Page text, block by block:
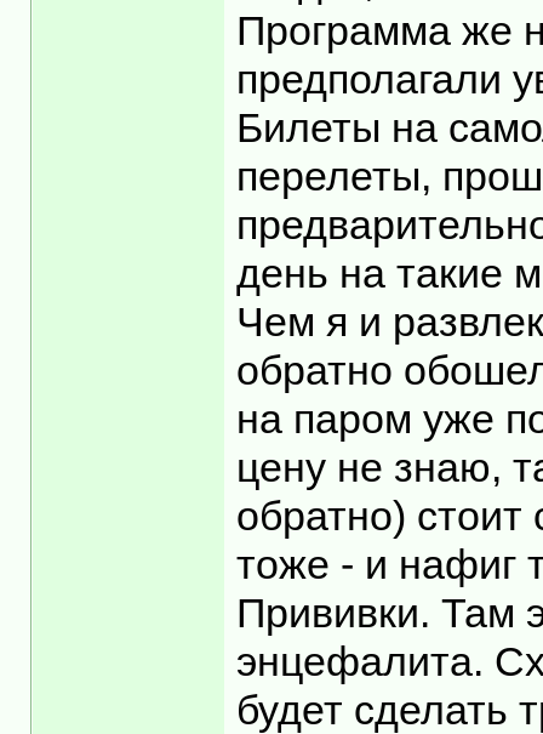
Программа же
предполагали
Билеты на
перелеты,
день на такие
Чем я и
обратно
на паром уже
цену не знаю,
обратно)
тоже - и нафиг
Прививки. Там
энцефалита.
будет сделать